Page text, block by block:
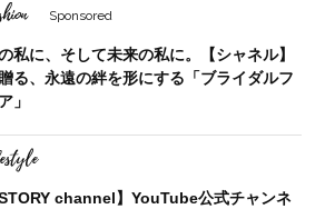
Sponsored
私に、そして未来の私に。【シャネル】
る、永遠の絆を形にする「ブライダルフ
」
STORY channel】YouTube公式チャンネ